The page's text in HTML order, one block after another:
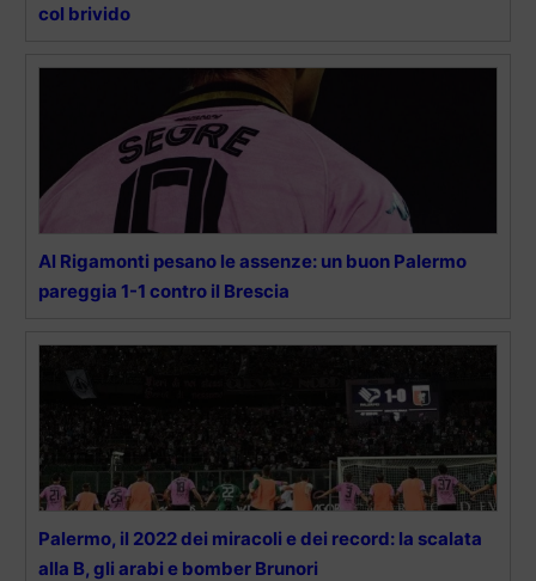
col brivido
Al Rigamonti pesano le assenze: un buon Palermo
pareggia 1-1 contro il Brescia
Palermo, il 2022 dei miracoli e dei record: la scalata
alla B, gli arabi e bomber Brunori